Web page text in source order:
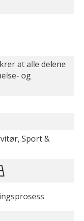
at alle delene
og
Sport &